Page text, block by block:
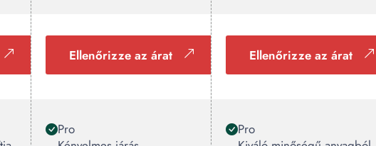
Ellenőrizze az árat
Pro
Ellenőrizze az árat
Pro